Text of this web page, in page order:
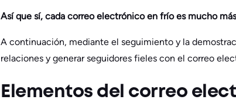
Así que sí, cada correo electrónico en frío es mucho
A continuación, mediante el seguimiento y la
relaciones y generar seguidores fieles con el correo
Elementos del correo